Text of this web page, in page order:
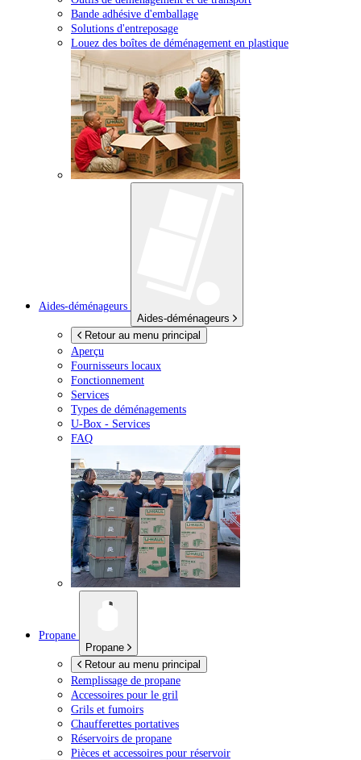
Bande adhésive d'emballage
Solutions d'entreposage
Louez des boîtes de déménagement en plastique
Aides-déménageurs
Aides-déménageurs
Retour au menu principal
Aperçu
Fournisseurs locaux
Fonctionnement
Services
Types de déménagements
U-Box - Services
FAQ
Propane
Propane
Retour au menu principal
Remplissage de propane
Accessoires pour le gril
Grils et fumoirs
Chaufferettes portatives
Réservoirs de propane
Pièces et accessoires pour réservoir